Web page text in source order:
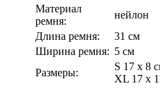
Материал
ремня:
нейлон
Длина ремня:
31 см
Ширина ремня: 5 см
Размеры:
S 17 x 8
XL 17 х